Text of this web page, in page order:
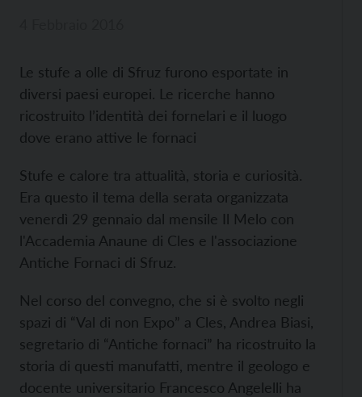
Le stufe a olle di Sfruz furono esportate in
diversi paesi europei. Le ricerche hanno
ricostruito l’identità dei fornelari e il luogo
dove erano attive le fornaci
Stufe e calore tra attualità, storia e curiosità.
Era questo il tema della serata organizzata
venerdì 29 gennaio dal mensile Il Melo con
l'Accademia Anaune di Cles e l'associazione
Antiche Fornaci di Sfruz.
Nel corso del convegno, che si è svolto negli
spazi di “Val di non Expo” a Cles, Andrea Biasi,
segretario di “Antiche fornaci” ha ricostruito la
storia di questi manufatti, mentre il geologo e
docente universitario Francesco Angelelli ha